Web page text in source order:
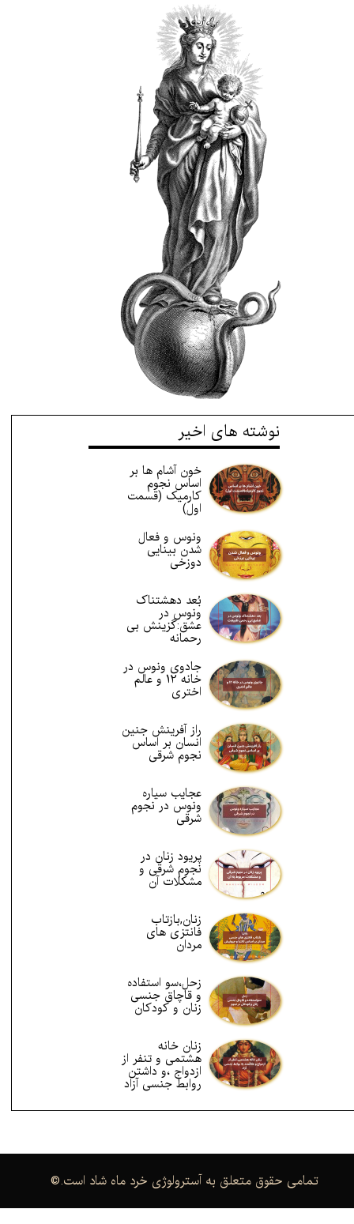
نوشته های اخیر
خون آشام ها بر
اساس نجوم
کارمیک (قسمت
اول)
ونوس و فعال
شدن بینایی
دوزخی
بُعد دهشتناک
ونوس در
عشق:گزینش بی
رحمانه
جادوی ونوس در
خانه 12 و عالم
اختری
راز آفرینش جنین
انسان بر اساس
نجوم شرقی
عجایب سیاره
ونوس در نجوم
شرقی
پریود زنان در
نجوم شرقی و
مشکلات آن
زنان,بازتاب
فانتزی های
مردان
زحل،سو استفاده
و قاچاق جنسی
زنان و کودکان
زنان خانه
هشتمی و تنفر از
ازدواج ،و داشتن
روابط جنسی آزاد
© .تمامی حقوق متعلق به آسترولوژی خرد ماه شاد است